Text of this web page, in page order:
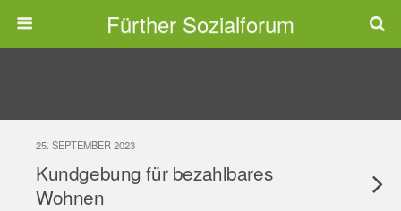
Fürther Sozialforum
25. SEPTEMBER 2023
Kundgebung für bezahlbares
Wohnen